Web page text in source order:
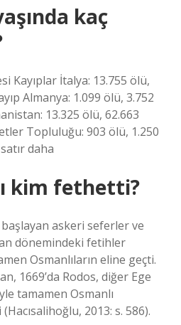
kaç
Kayıplar İtalya: 13.755 ölü,
Almanya: 1.099 ölü, 3.752
13.325 ölü, 62.663
Topluluğu: 903 ölü, 1.250
daha
kim fethetti?
askeri seferler ve
dönemindeki fetihler
Osmanlıların eline geçti.
1669’da Rodos, diğer Ege
tamamen Osmanlı
2013: s. 586).